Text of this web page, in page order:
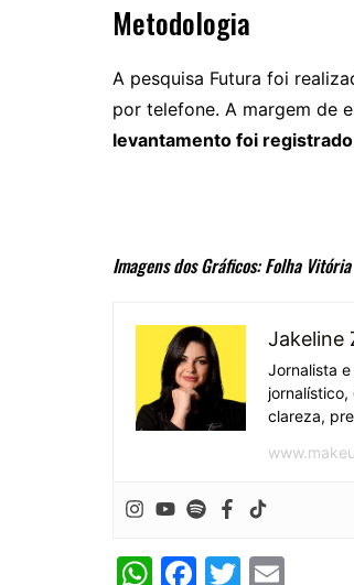
Metodologia
A pesquisa Futura foi
por telefone. A margem de
levantamento foi
Imagens dos Gráficos: Folha Vitória
Jakeline
Jornalista
clareza,
W F
T